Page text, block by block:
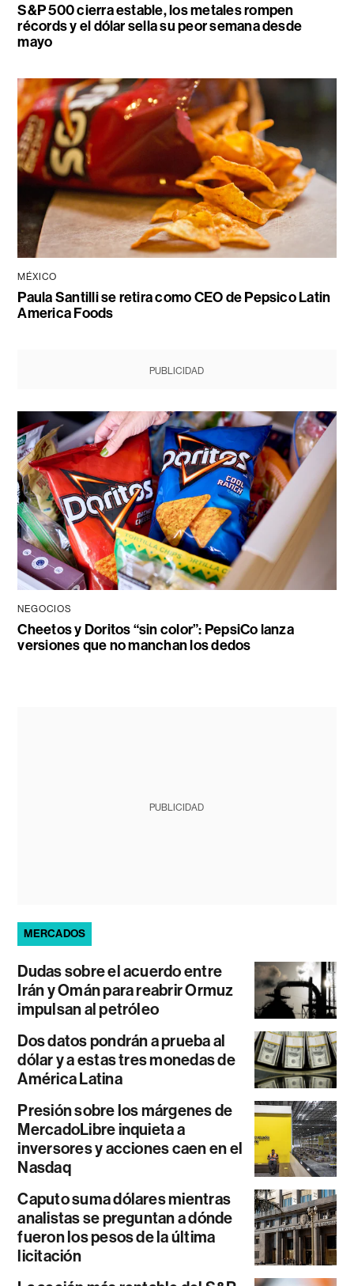
S&P 500 cierra estable, los metales rompen
récords y el dólar sella su peor semana desde
mayo
MÉXICO
Paula Santilli se retira como CEO de Pepsico Latin
America Foods
PUBLICIDAD
NEGOCIOS
Cheetos y Doritos “sin color”: PepsiCo lanza
versiones que no manchan los dedos
PUBLICIDAD
MERCADOS
Dudas sobre el acuerdo entre
Irán y Omán para reabrir Ormuz
impulsan al petróleo
Dos datos pondrán a prueba al
dólar y a estas tres monedas de
América Latina
Presión sobre los márgenes de
MercadoLibre inquieta a
inversores y acciones caen en el
Nasdaq
Caputo suma dólares mientras
analistas se preguntan a dónde
fueron los pesos de la última
licitación